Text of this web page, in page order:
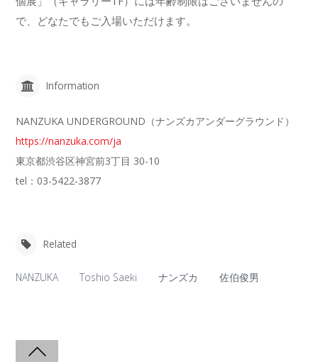
で、どなたでもご入場いただけます。
Information
NANZUKA UNDERGROUND（ナンズカアンダーグラウンド）
https://nanzuka.com/ja
東京都渋谷区神宮前3丁目 30-10
tel：03-5422-3877
Related
NANZUKA Toshio Saeki ナンズカ 佐伯俊男